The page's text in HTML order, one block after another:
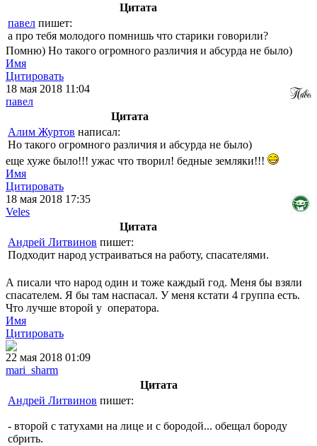
Цитата
павел пишет:
а про тебя молодого помнишь что старики говорили?
Помню) Но такого огромного различия и абсурда не было)
Имя
Цитировать
18 мая 2018 11:04
павел
Цитата
Алим Журтов написал:
Но такого огромного различия и абсурда не было)
еще хуже было!!! ужас что творил! бедные земляки!!!
Имя
Цитировать
18 мая 2018 17:35
Veles
Цитата
Андрей Литвинов пишет:
Подходит народ устраиваться на работу, спасателями.
А писали что народ один и тоже каждый год. Меня бы взяли
спасателем. Я бы там наспасал. У меня кстати 4 группа есть.
Что лучше второй у оператора.
Имя
Цитировать
22 мая 2018 01:09
mari_sharm
Цитата
Андрей Литвинов пишет:
- второй с татухами на лице и с бородой... обещал бороду
сбрить.